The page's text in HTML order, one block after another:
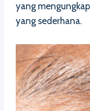
yang
yang sederhana.